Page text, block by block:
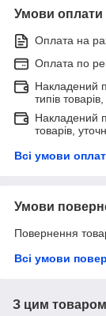
Умови оплати
Оплата на
Оплата по
Накладений
типів
Накладений
товарів,
Всі умови
Умови
Повернення
Всі умови
З цим